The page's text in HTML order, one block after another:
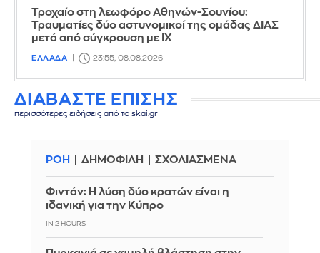
Τροχαίο στη λεωφόρο Αθηνών-Σουνίου:
Τραυματίες δύο αστυνομικοί της ομάδας ΔΙΑΣ
μετά από σύγκρουση με ΙΧ
ΕΛΛΑΔΑ 23:55, 08.08.2026
ΔΙΑΒΑΣΤΕ ΕΠΙΣΗΣ
περισσότερες ειδήσεις από το skai.gr
ΡΟΗ ΔΗΜΟΦΙΛΗ ΣΧΟΛΙΑΣΜΕΝΑ
Φιντάν: Η λύση δύο κρατών είναι η
ιδανική για την Κύπρο
IN 2 HOURS